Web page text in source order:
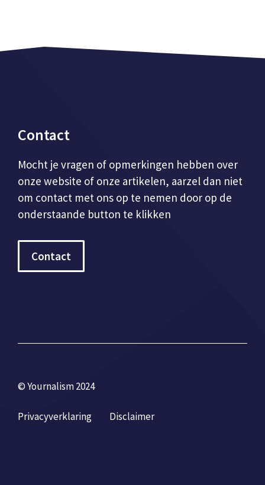
Contact
Mocht je vragen of opmerkingen hebben over
onze website of onze artikelen, aarzel dan niet
om contact met ons op te nemen door op de
onderstaande button te klikken
Contact
© Yournalism 2024
Privacyverklaring Disclaimer